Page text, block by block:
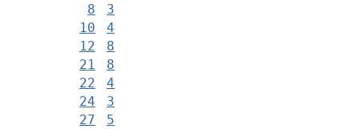
8
3
10
4
12
8
21
8
22
4
24
3
27
5